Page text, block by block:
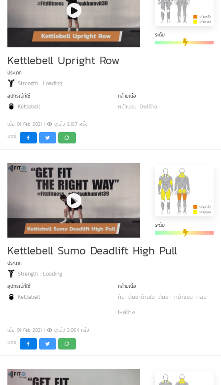
ระดับ
Kettlebell Upright Row
ประเภท
Strength : Loading
อุปกรณ์ที่ใช้
Kettlebell
กล้ามเนื้อ
หน้าแขน ไหล่ข้าง
เมื่อ 01 Feb 2021 | ดูแล้ว 2,167 ครั้ง
แชร์
ระดับ
Kettlebell Sumo Deadlift High Pull
ประเภท
Strength : Loading
อุปกรณ์ที่ใช้
Kettlebell
กล้ามเนื้อ
ก้น ต้นขาด้านใน ต้นขา หน้าแขน หลัง
ไหล่ข้าง
เมื่อ 01 Feb 2021 | ดูแล้ว 3,064 ครั้ง
แชร์